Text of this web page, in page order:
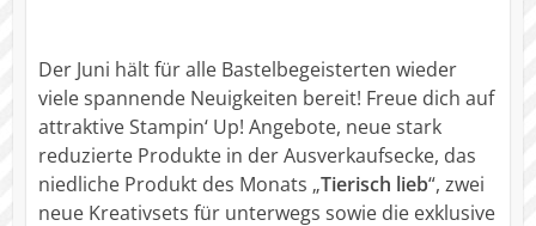
Der Juni hält für alle Bastelbegeisterten wieder
viele spannende Neuigkeiten bereit! Freue dich auf
attraktive Stampin‘ Up! Angebote, neue stark
reduzierte Produkte in der Ausverkaufsecke, das
niedliche Produkt des Monats „Tierisch lieb“, zwei
neue Kreativsets für unterwegs sowie die exklusive